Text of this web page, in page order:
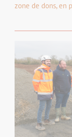
zone de dons, en